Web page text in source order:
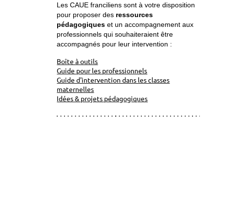
Les CAUE franciliens sont à votre disposition
pour proposer des ressources
pédagogiques et un accompagnement aux
professionnels qui souhaiteraient être
accompagnés pour leur intervention :
Boîte à outils
Guide pour les professionnels
Guide d'intervention dans les classes
maternelles
Idées & projets pédagogiques